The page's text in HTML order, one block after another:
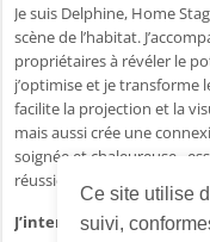
Ce site utilise
suivi,
✔️ Constitution d’un dossier
🔹 Mon rôle
Vous guider, vous
à chaque étape.
Vous restez maître de
tout en étant accompagné
Je suis Delphine, Home
scène de l’habitat.
propriétaires à révéler le
j’optimise et je transforme
facilite la projection et la
mais aussi crée une
soignée et chaleureuse ,
réussie.
J’interviens sur tous